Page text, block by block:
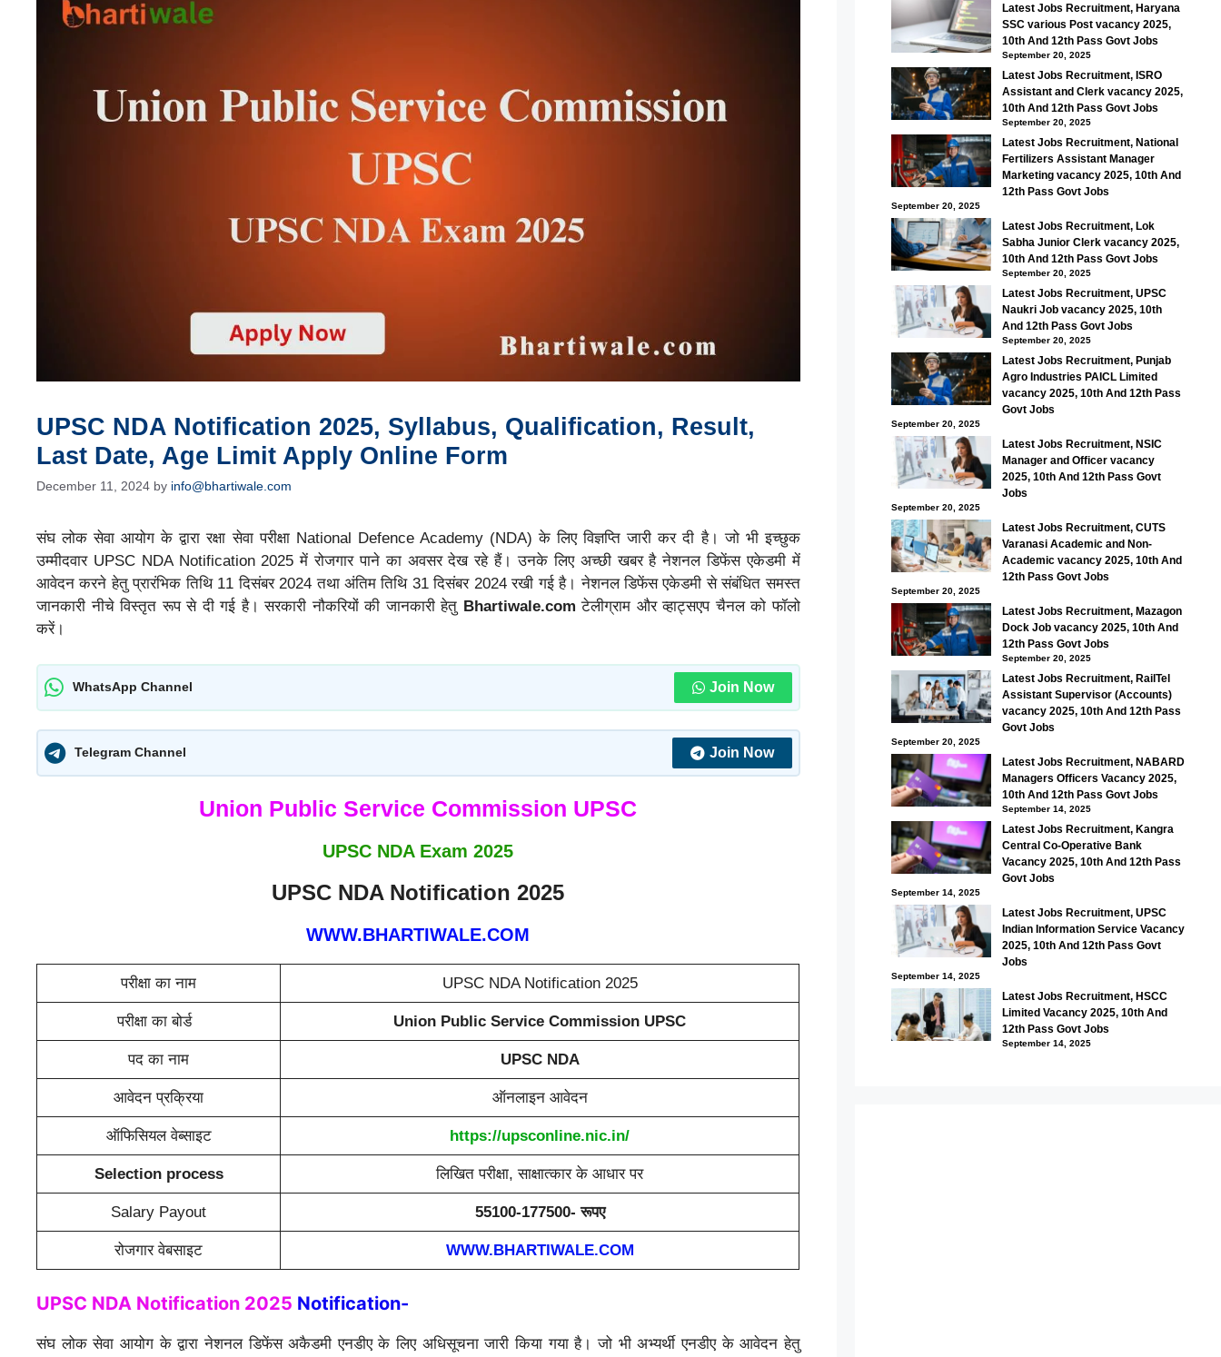
UPSC NDA Notification 2025, Syllabus, Qualification, Result,
Last Date, Age Limit Apply Online Form
December 11, 2024 by info@bhartiwale.com
संघ लोक सेवा आयोग के द्वारा रक्षा सेवा परीक्षा National Defence Academy (NDA) के लिए विज्ञप्ति जारी कर दी है। जो भी इच्छुक
उम्मीदवार UPSC NDA Notification 2025 में रोजगार पाने का अवसर देख रहे हैं। उनके लिए अच्छी खबर है नेशनल डिफेंस एकेडमी में
आवेदन करने हेतु प्रारंभिक तिथि 11 दिसंबर 2024 तथा अंतिम तिथि 31 दिसंबर 2024 रखी गई है। नेशनल डिफेंस एकेडमी से संबंधित समस्त
जानकारी नीचे विस्तृत रूप से दी गई है। सरकारी नौकरियों की जानकारी हेतु Bhartiwale.com टेलीग्राम और व्हाट्सएप चैनल को फॉलो
करें।
WhatsApp Channel Join Now
Telegram Channel Join Now
Union Public Service Commission UPSC
UPSC NDA Exam 2025
UPSC NDA Notification 2025
WWW.BHARTIWALE.COM
परीक्षा का नाम UPSC NDA Notification 2025
परीक्षा का बोर्ड Union Public Service Commission UPSC
पद का नाम UPSC NDA
आवेदन प्रक्रिया ऑनलाइन आवेदन
ऑफिसियल वेब्साइट https://upsconline.nic.in/
Selection process लिखित परीक्षा, साक्षात्कार के आधार पर
Salary Payout 55100-177500- रूपए
रोजगार वेबसाइट WWW.BHARTIWALE.COM
UPSC NDA Notification 2025 Notification-
संघ लोक सेवा आयोग के द्वारा नेशनल डिफेंस अकैडमी एनडीए के लिए अधिसूचना जारी किया गया है। जो भी अभ्यर्थी एनडीए के आवेदन हेतु
Latest Jobs Recruitment, Haryana
SSC various Post vacancy 2025,
10th And 12th Pass Govt Jobs
September 20, 2025
Latest Jobs Recruitment, ISRO
Assistant and Clerk vacancy 2025,
10th And 12th Pass Govt Jobs
September 20, 2025
Latest Jobs Recruitment, National
Fertilizers Assistant Manager
Marketing vacancy 2025, 10th And
12th Pass Govt Jobs
September 20, 2025
Latest Jobs Recruitment, Lok
Sabha Junior Clerk vacancy 2025,
10th And 12th Pass Govt Jobs
September 20, 2025
Latest Jobs Recruitment, UPSC
Naukri Job vacancy 2025, 10th
And 12th Pass Govt Jobs
September 20, 2025
Latest Jobs Recruitment, Punjab
Agro Industries PAICL Limited
vacancy 2025, 10th And 12th Pass
Govt Jobs
September 20, 2025
Latest Jobs Recruitment, NSIC
Manager and Officer vacancy
2025, 10th And 12th Pass Govt
Jobs
September 20, 2025
Latest Jobs Recruitment, CUTS
Varanasi Academic and Non-
Academic vacancy 2025, 10th And
12th Pass Govt Jobs
September 20, 2025
Latest Jobs Recruitment, Mazagon
Dock Job vacancy 2025, 10th And
12th Pass Govt Jobs
September 20, 2025
Latest Jobs Recruitment, RailTel
Assistant Supervisor (Accounts)
vacancy 2025, 10th And 12th Pass
Govt Jobs
September 20, 2025
Latest Jobs Recruitment, NABARD
Managers Officers Vacancy 2025,
10th And 12th Pass Govt Jobs
September 14, 2025
Latest Jobs Recruitment, Kangra
Central Co-Operative Bank
Vacancy 2025, 10th And 12th Pass
Govt Jobs
September 14, 2025
Latest Jobs Recruitment, UPSC
Indian Information Service Vacancy
2025, 10th And 12th Pass Govt
Jobs
September 14, 2025
Latest Jobs Recruitment, HSCC
Limited Vacancy 2025, 10th And
12th Pass Govt Jobs
September 14, 2025